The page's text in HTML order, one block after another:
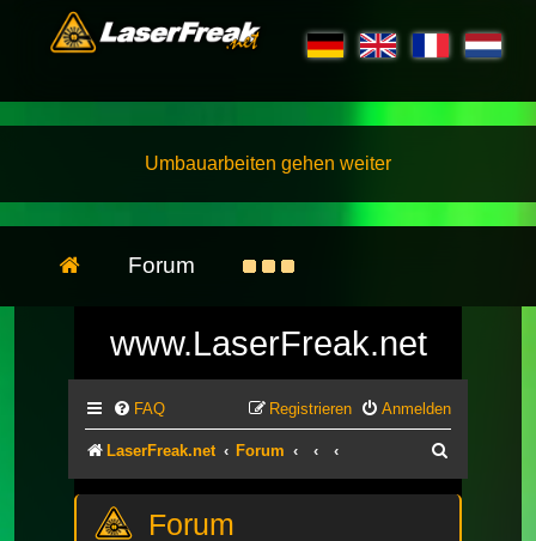
Umbauarbeiten gehen weiter
Forum
www.LaserFreak.net
FAQ Anmelden
Registrieren
LaserFreak.net Forum